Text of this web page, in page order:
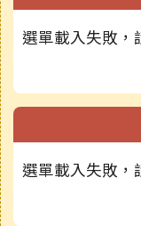
選單載入失敗，
選單載入失敗，